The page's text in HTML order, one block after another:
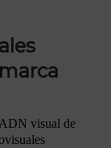
visual de